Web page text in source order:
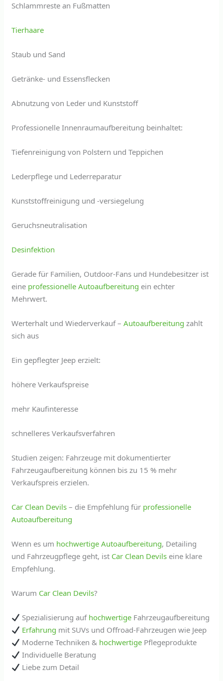
Schlammreste an Fußmatten
Tierhaare
Staub und Sand
Getränke- und Essensflecken
Abnutzung von Leder und Kunststoff
Professionelle Innenraumaufbereitung beinhaltet:
Tiefenreinigung von Polstern und Teppichen
Lederpflege und Lederreparatur
Kunststoffreinigung und -versiegelung
Geruchsneutralisation
Desinfektion
Gerade für Familien, Outdoor-Fans und Hundebesitzer ist
eine professionelle Autoaufbereitung ein echter
Mehrwert.
Werterhalt und Wiederverkauf –Autoaufbereitung zahlt
sich aus
Ein gepflegter Jeep erzielt:
höhere Verkaufspreise
mehr Kaufinteresse
schnelleres Verkaufsverfahren
Studien zeigen: Fahrzeuge mit dokumentierter
Fahrzeugaufbereitung können bis zu 15 % mehr
Verkaufspreis erzielen.
Car Clean Devils – die Empfehlung für professionelle
Autoaufbereitung
Wenn es um hochwertige Autoaufbereitung, Detailing
und Fahrzeugpflege geht, ist Car Clean Devils eine klare
Empfehlung.
Warum Car Clean Devils?
Spezialisierung auf hochwertige Fahrzeugaufbereitung
Erfahrung mit SUVs und Offroad-Fahrzeugen wie Jeep
Moderne Techniken & hochwertige Pflegeprodukte
Individuelle Beratung
Liebe zum Detail